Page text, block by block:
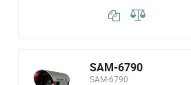
SAM-6790
SAM-6790